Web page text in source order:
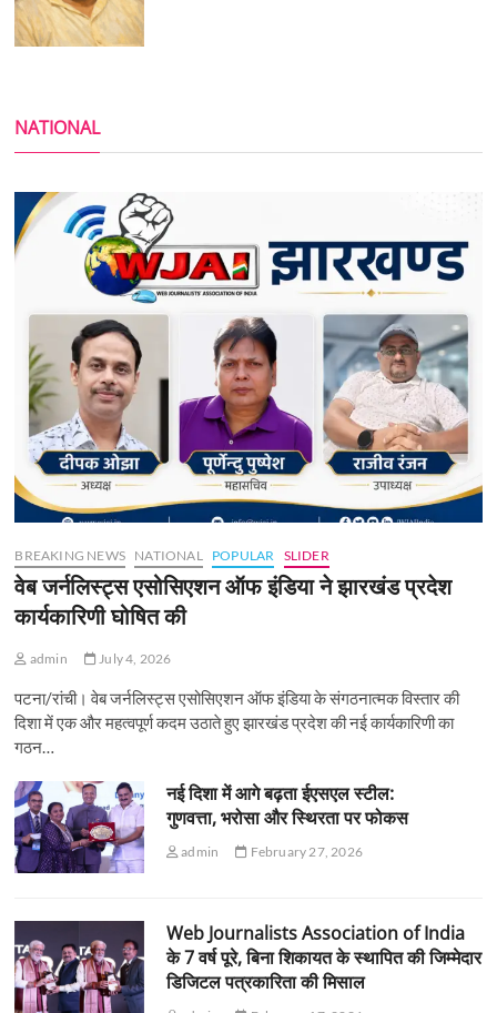
NATIONAL
BREAKING NEWS NATIONAL POPULAR SLIDER
वेब जर्नलिस्ट्स एसोसिएशन ऑफ इंडिया ने झारखंड प्रदेश
कार्यकारिणी घोषित की
admin July 4, 2026
पटना/रांची। वेब जर्नलिस्ट्स एसोसिएशन ऑफ इंडिया के संगठनात्मक विस्तार की
दिशा में एक और महत्वपूर्ण कदम उठाते हुए झारखंड प्रदेश की नई कार्यकारिणी का
गठन…
नई दिशा में आगे बढ़ता ईएसएल स्टील:
गुणवत्ता, भरोसा और स्थिरता पर फोकस
admin February 27, 2026
Web Journalists Association of India
के 7 वर्ष पूरे, बिना शिकायत के स्थापित की जिम्मेदार
डिजिटल पत्रकारिता की मिसाल